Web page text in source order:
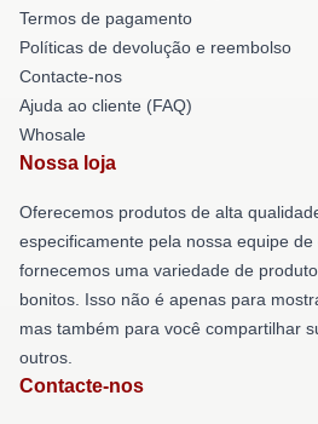
Termos de pagamento
Políticas de devolução e reembolso
Contacte-nos
Ajuda ao cliente (FAQ)
Whosale
Nossa loja
Oferecemos produtos de alta
especificamente pela nossa equipe
fornecemos uma variedade de
bonitos. Isso não é apenas para
mas também para você compartilhar
outros.
Contacte-nos